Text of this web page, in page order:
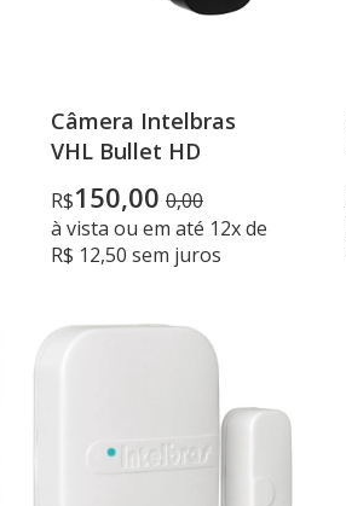
Câmera Intelbras
VHL Bullet HD
R$150,00 0,00
à vista ou em até 12x de
R$ 12,50 sem juros